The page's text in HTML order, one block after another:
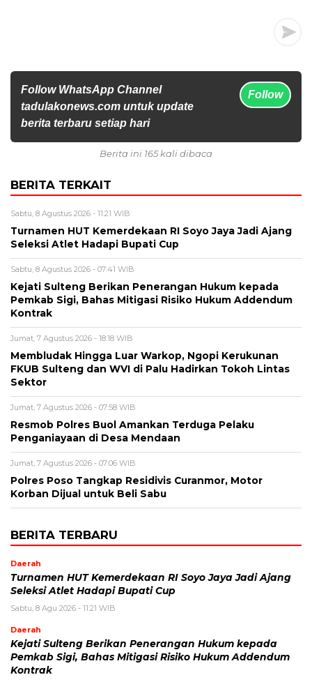
Follow WhatsApp Channel
tadulakonews.com untuk update
berita terbaru setiap hari
Follow
Berita ini 165 kali dibaca
BERITA TERKAIT
Sabtu, 8 Agustus 2026 - 11:21 WIB
Turnamen HUT Kemerdekaan RI Soyo Jaya Jadi Ajang
Seleksi Atlet Hadapi Bupati Cup
Sabtu, 8 Agustus 2026 - 07:41 WIB
Kejati Sulteng Berikan Penerangan Hukum kepada
Pemkab Sigi, Bahas Mitigasi Risiko Hukum Addendum
Kontrak
Jumat, 7 Agustus 2026 - 18:18 WIB
Membludak Hingga Luar Warkop, Ngopi Kerukunan
FKUB Sulteng dan WVI di Palu Hadirkan Tokoh Lintas
Sektor
Jumat, 7 Agustus 2026 - 07:58 WIB
Resmob Polres Buol Amankan Terduga Pelaku
Penganiayaan di Desa Mendaan
Jumat, 7 Agustus 2026 - 07:06 WIB
Polres Poso Tangkap Residivis Curanmor, Motor
Korban Dijual untuk Beli Sabu
BERITA TERBARU
Daerah
Turnamen HUT Kemerdekaan RI Soyo Jaya Jadi Ajang
Seleksi Atlet Hadapi Bupati Cup
Sabtu, 8 Agu 2026 - 11:21 WIB
Daerah
Kejati Sulteng Berikan Penerangan Hukum kepada
Pemkab Sigi, Bahas Mitigasi Risiko Hukum Addendum
Kontrak